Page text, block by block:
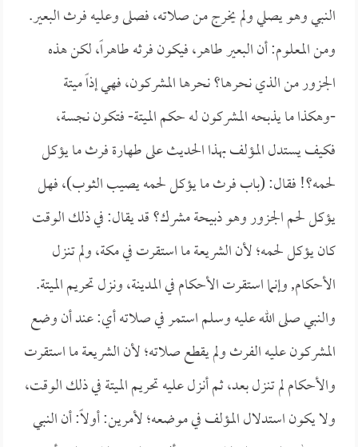
النبي وهو يصلي ولم يخرج من صلاته، فصلى وعليه فرث البعير.
ومن المعلوم: أن البعير طاهر، فيكون فرثه طاهراً، لكن هذه
الجزور من الذي نحرها؟ نحرها المشركون، فهي إذاً ميتة
-وهكذا ما يذبحه المشركون له حكم الميتة- فتكون نجسة،
فكيف يستدل المؤلف بهذا الحديث على طهارة فرث ما يؤكل
لحمه؟! فقال: (باب فرث ما يؤكل لحمه يصيب الثوب)، فهل
يؤكل لحم الجزور وهو ذبيحة مشرك؟ قد يقال: في ذلك الوقت
كان يؤكل لحمه؛ لأن الشريعة ما استقرت في مكة، ولم تنزل
الأحكام, وإنما استقرت الأحكام في المدينة، ونزل تحريم الميتة.
والنبي صلى الله عليه وسلم استمر في صلاته أي: عند أن وضع
المشركون عليه الفرث ولم يقطع صلاته؛ لأن الشريعة ما استقرت
والأحكام لم تنزل بعد، ثم أنزل عليه تحريم الميتة في ذلك الوقت،
ولا يكون استدلال المؤلف في موضعه؛ لأمرين: أولاً: أن النبي